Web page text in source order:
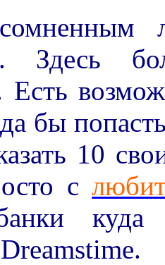
Здесь
Есть
бы
10
с